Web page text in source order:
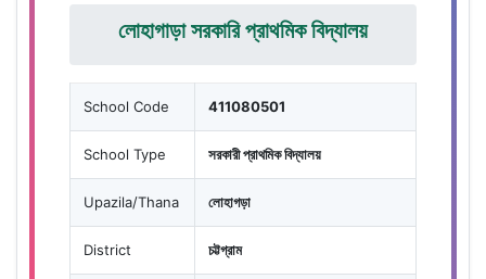
লোহাগাড়া সরকারি প্রাথমিক বিদ্যালয়
School Code 411080501
School Type সরকারী প্রাথমিক বিদ্যালয়
Upazila/Thana লোহাগড়া
District চট্টগ্রাম